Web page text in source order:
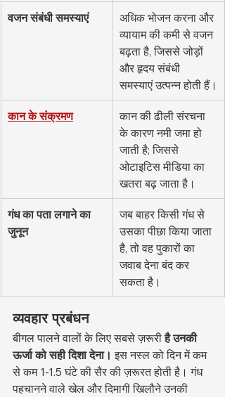
वजन संबंधी समस्याएं
अधिक भोजन करना और
व्यायाम की कमी से वजन
बढ़ता है, जिससे जोड़ों
और हृदय संबंधी
समस्याएं उत्पन्न होती हैं।
कान के संक्रमण
कान की ढीली संरचना
के कारण नमी जमा हो
जाती है; जिससे
ओटाइटिस मीडिया का
खतरा बढ़ जाता है।
गंध का पता लगाने का
जुनून
जब बाहर किसी गंध से
उसका पीछा किया जाता
है, तो वह पुकारों का
जवाब देना बंद कर
सकता है।
व्यवहार प्रबंधन
बीगल पालने वालों के लिए सबसे ज़रूरी है उनकी
ऊर्जा को सही दिशा देना। इस नस्ल को दिन में कम
से कम 1-1.5 घंटे की सैर की ज़रूरत होती है। गंध
पहचानने वाले खेल और दिमागी खिलौने उनकी